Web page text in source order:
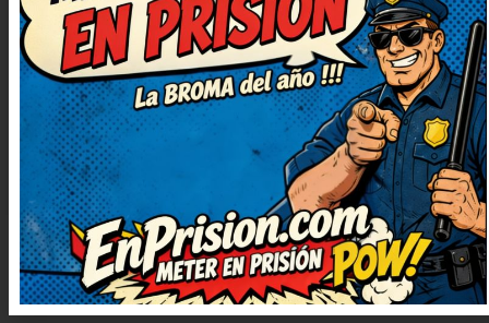
necesitaba ahora. Muy ingenioso y
bien escrito, ¡enhorabuena! Así da
gusto, humor sano y con mucha
gracia. Humor del bueno, con
gracia y sin ofender a nadie.